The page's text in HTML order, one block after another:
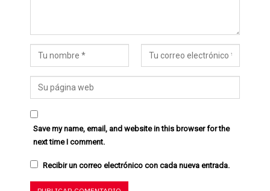
Save my name, email, and website in this browser for the
next time I comment.
Recibir un correo electrónico con cada nueva entrada.